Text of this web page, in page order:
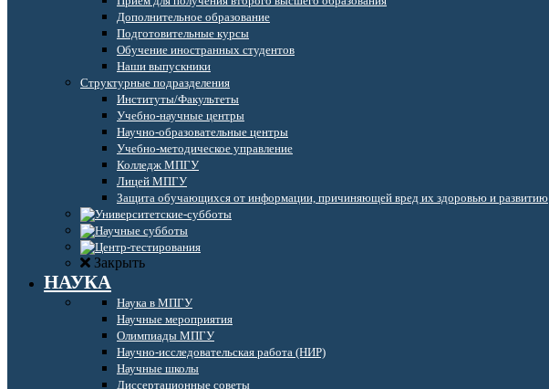
Дополнительное образование
Подготовительные курсы
Обучение иностранных студентов
Наши выпускники
Структурные подразделения
Институты/Факультеты
Учебно-научные центры
Научно-образовательные центры
Учебно-методическое управление
Колледж МПГУ
Лицей МПГУ
Защита обучающихся от информации, причиняющей вред их здоровью и развитию
Закрыть
НАУКА
Наука в МПГУ
Научные мероприятия
Олимпиады МПГУ
Научно-исследовательская работа (НИР)
Научные школы
Диссертационные советы